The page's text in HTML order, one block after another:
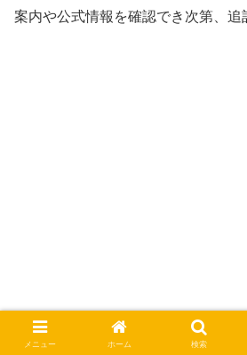
案内や公式情報を確認でき次第、追
メニュー ホーム 検索